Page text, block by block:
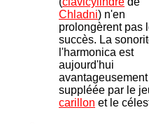
Chladni) n'en
prolongèrent pas
succès. La
l'harmonica est
aujourd'hui
avantageusement
suppléée par le
carillon et le